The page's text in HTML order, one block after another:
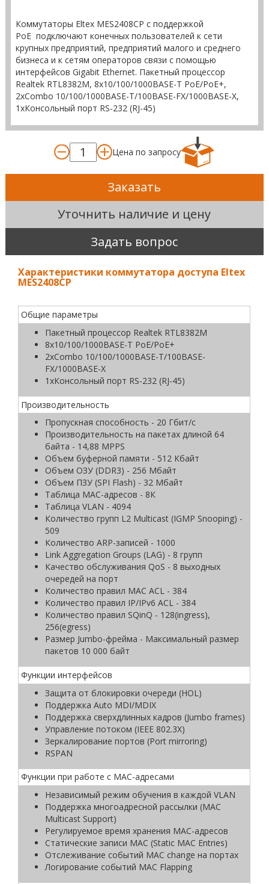
Коммутаторы Eltex MES2408CP с поддержкой
PoE подключают конечных пользователей к сети
крупных предприятий, предприятий малого и среднего
бизнеса и к сетям операторов связи с помощью
интерфейсов Gigabit Ethernet. Пакетный процессор
Realtek RTL8382M, 8x10/100/1000BASE-T PoE/PoE+,
2xCombo 10/100/1000BASE-T/100BASE-FX/1000BASE-X,
1xКонсольный порт RS-232 (RJ-45)
Цена по запросу
Заказать
Уточнить наличие и цену
Задать вопрос
Характеристики коммутатора доступа Eltex
MES2408CP
Общие параметры
Пакетный процессор Realtek RTL8382M
8x10/100/1000BASE-T PoE/PoE+
2xCombo 10/100/1000BASE-T/100BASE-
FX/1000BASE-X
1xКонсольный порт RS-232 (RJ-45)
Производительность
Пропускная способность - 20 Гбит/с
Производительность на пакетах длиной 64
байта - 14,88 MPPS
Объем буферной памяти - 512 Кбайт
Объем ОЗУ (DDR3) - 256 Мбайт
Объем ПЗУ (SPI Flash) - 32 Мбайт
Таблица MAC-адресов - 8К
Таблица VLAN - 4094
Количество групп L2 Multicast (IGMP Snooping) -
509
Количество ARP-записей - 1000
Link Aggregation Groups (LAG) - 8 групп
Качество обслуживания QoS - 8 выходных
очередей на порт
Количество правил MAC ACL - 384
Количество правил IP/IPv6 ACL - 384
Количество правил SQinQ - 128(ingress),
256(egress)
Размер Jumbo-фрейма - Максимальный размер
пакетов 10 000 байт
Функции интерфейсов
Защита от блокировки очереди (HOL)
Поддержка Auto MDI/MDIX
Поддержка сверхдлинных кадров (Jumbo frames)
Управление потоком (IEEE 802.3X)
Зеркалирование портов (Port mirroring)
RSPAN
Функции при работе с МAC-адресами
Независимый режим обучения в каждой VLAN
Поддержка многоадресной рассылки (MAC
Multicast Support)
Регулируемое время хранения MAC-адресов
Статические записи MAC (Static MAC Entries)
Отслеживание событий MAC change на портах
Логирование событий MAC Flapping